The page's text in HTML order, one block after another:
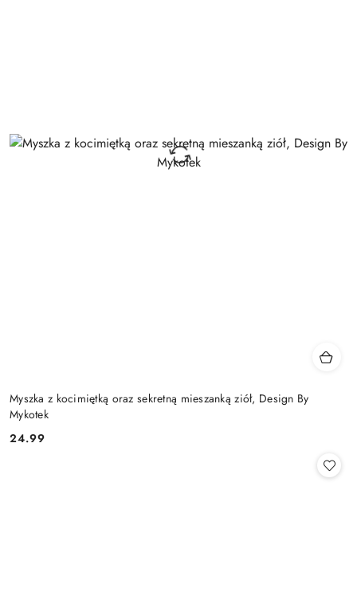
Myszka z kocimiętką oraz sekretną mieszanką ziół, Design By
Mykotek
Cena:
24.99